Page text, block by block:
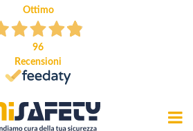
Ottimo
96
Recensioni